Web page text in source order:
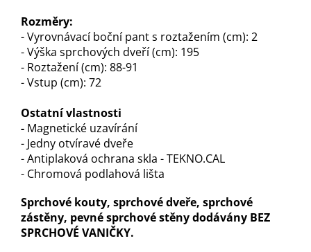
Rozměry:
- Vyrovnávací boční pant s roztažením (cm): 2
- Výška sprchových dveří (cm): 195
- Roztažení (cm): 88-91
- Vstup (cm): 72
Ostatní vlastnosti
- Magnetické uzavírání
- Jedny otvíravé dveře
- Antiplaková ochrana skla - TEKNO.CAL
- Chromová podlahová lišta
Sprchové kouty, sprchové dveře, sprchové
zástěny, pevné sprchové stěny dodávány BEZ
SPRCHOVÉ VANIČKY.